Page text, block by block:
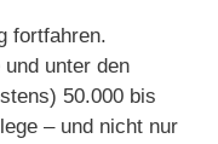
fortfahren.
unter den
50.000 bis
– und nicht nur